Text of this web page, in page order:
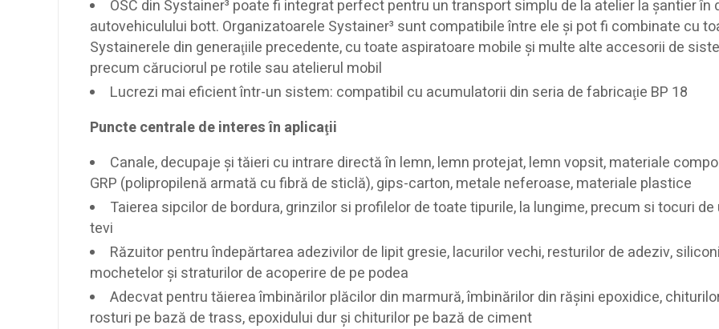
OSC din Systainer³ poate fi integrat perfect pentru un transport simplu de la atelier la şantier în
autovehiculului bott. Organizatoarele Systainer³ sunt compatibile între ele şi pot fi combinate cu
Systainerele din generaţiile precedente, cu toate aspiratoare mobile şi multe alte accesorii de
precum căruciorul pe rotile sau atelierul mobil
Lucrezi mai eficient într-un sistem: compatibil cu acumulatorii din seria de fabricaţie BP 18
Puncte centrale de interes în aplicaţii
Canale, decupaje şi tăieri cu intrare directă în lemn, lemn protejat, lemn vopsit, materiale
GRP (polipropilenă armată cu fibră de sticlă), gips-carton, metale neferoase, materiale plastice
Taierea sipcilor de bordura, grinzilor si profilelor de toate tipurile, la lungime, precum si tocuri de
tevi
Răzuitor pentru îndepărtarea adezivilor de lipit gresie, lacurilor vechi, resturilor de adeziv,
mochetelor şi straturilor de acoperire de pe podea
Adecvat pentru tăierea îmbinărilor plăcilor din marmură, îmbinărilor din răşini epoxidice,
rosturi pe bază de trass, epoxidului dur şi chiturilor pe bază de ciment